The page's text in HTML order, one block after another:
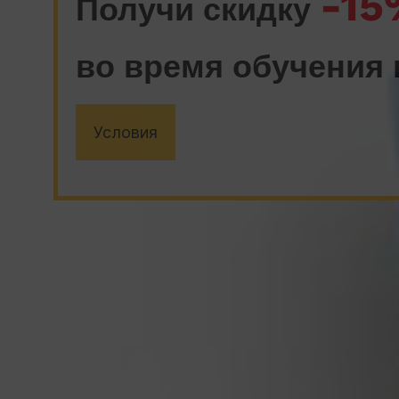
Получи скидку
во время обучения
Условия